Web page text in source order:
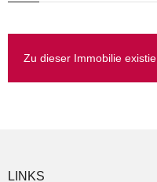
Zu dieser Immobilie
LINKS